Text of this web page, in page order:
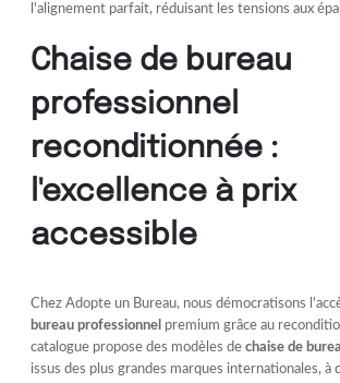
l'alignement parfait, réduisant les tensions aux
Chaise de bureau
professionnel
reconditionnée :
l'excellence à prix
accessible
Chez Adopte un Bureau, nous démocratisons
bureau professionnel premium grâce au
catalogue propose des modèles dechaise de
issus des plus grandes marques internationales, à